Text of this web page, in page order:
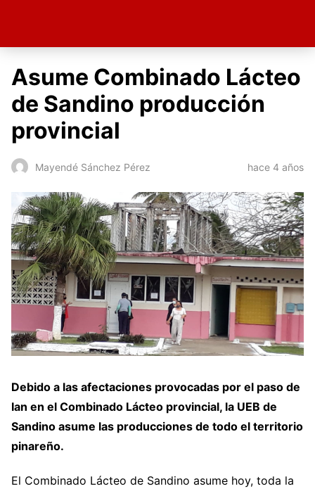
Asume Combinado Lácteo
de Sandino producción
provincial
Mayendé Sánchez Pérez hace 4 años
Debido a las afectaciones provocadas por el paso de
Ian en el Combinado Lácteo provincial, la UEB de
Sandino asume las producciones de todo el territorio
pinareño.
El Combinado Lácteo de Sandino asume hoy, toda la